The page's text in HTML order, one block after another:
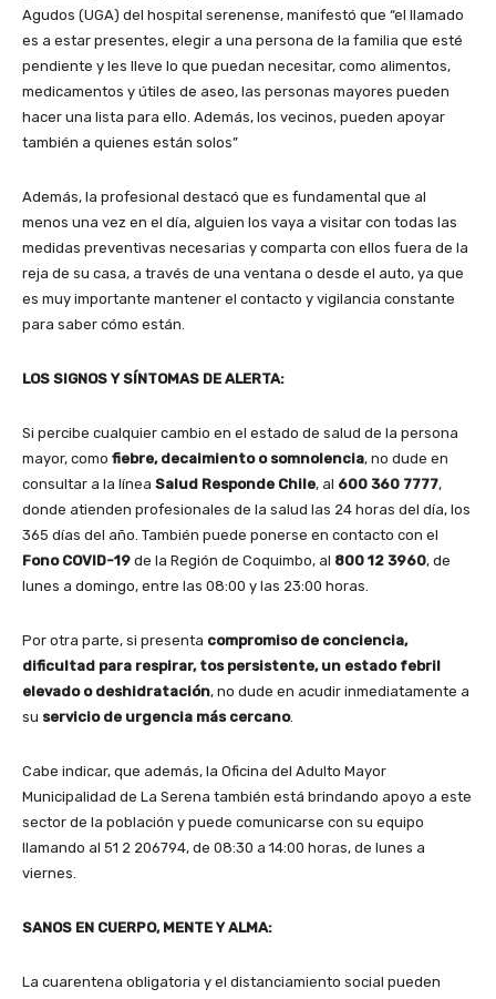
Agudos (UGA) del hospital serenense, manifestó que “el llamado
es a estar presentes, elegir a una persona de la familia que esté
pendiente y les lleve lo que puedan necesitar, como alimentos,
medicamentos y útiles de aseo, las personas mayores pueden
hacer una lista para ello. Además, los vecinos, pueden apoyar
también a quienes están solos”
Además, la profesional destacó que es fundamental que al
menos una vez en el día, alguien los vaya a visitar con todas las
medidas preventivas necesarias y comparta con ellos fuera de la
reja de su casa, a través de una ventana o desde el auto, ya que
es muy importante mantener el contacto y vigilancia constante
para saber cómo están.
LOS SIGNOS Y SÍNTOMAS DE ALERTA:
Si percibe cualquier cambio en el estado de salud de la persona
mayor, como fiebre, decaimiento o somnolencia, no dude en
consultar a la línea Salud Responde Chile, al 600 360 7777,
donde atienden profesionales de la salud las 24 horas del día, los
365 días del año. También puede ponerse en contacto con el
Fono COVID-19 de la Región de Coquimbo, al 800 12 3960, de
lunes a domingo, entre las 08:00 y las 23:00 horas.
Por otra parte, si presenta compromiso de conciencia,
dificultad para respirar, tos persistente, un estado febril
elevado o deshidratación, no dude en acudir inmediatamente a
su servicio de urgencia más cercano.
Cabe indicar, que además, la Oficina del Adulto Mayor
Municipalidad de La Serena también está brindando apoyo a este
sector de la población y puede comunicarse con su equipo
llamando al 51 2 206794, de 08:30 a 14:00 horas, de lunes a
viernes.
SANOS EN CUERPO, MENTE Y ALMA:
La cuarentena obligatoria y el distanciamiento social pueden